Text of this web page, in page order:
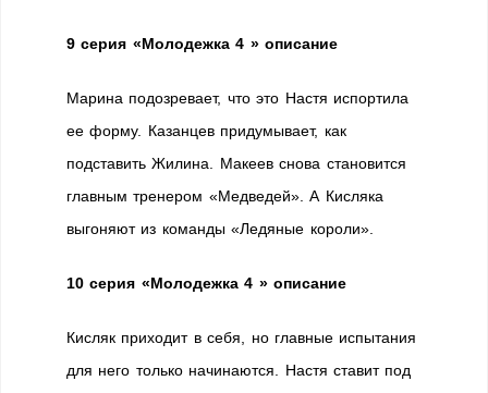
9 серия «Молодежка 4 » описание
Марина подозревает, что это Настя испортила
ее форму. Казанцев придумывает, как
подставить Жилина. Макеев снова становится
главным тренером «Медведей». А Кисляка
выгоняют из команды «Ледяные короли».
10 серия «Молодежка 4 » описание
Кисляк приходит в себя, но главные испытания
для него только начинаются. Настя ставит под